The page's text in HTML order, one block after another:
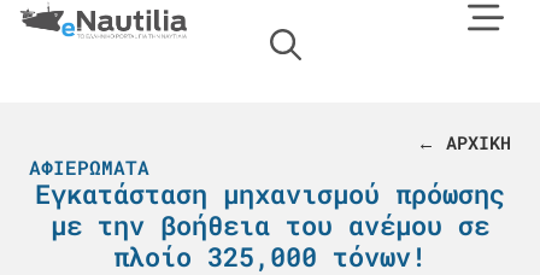
← ΑΡΧΙΚΗ
ΑΦΙΕΡΏΜΑΤΑ
Εγκατάσταση μηχανισμού πρόωσης
με την βοήθεια του ανέμου σε
πλοίο 325,000 τόνων!